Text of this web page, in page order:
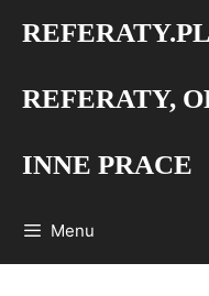
REFERATY,
INNE PRACE
Menu